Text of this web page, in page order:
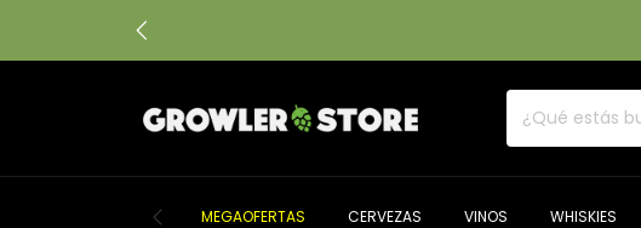
MEGAOFERTAS CERVEZAS VINOS WHISKIES